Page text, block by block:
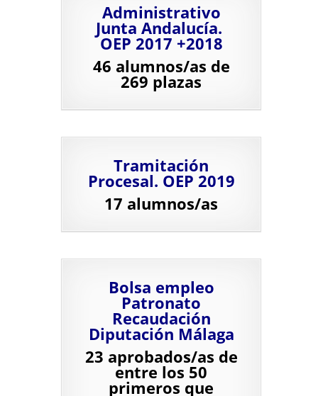
Administrativo
Junta Andalucía.
OEP 2017 +2018
46 alumnos/as de
269 plazas
Tramitación
Procesal. OEP 2019
17 alumnos/as
Bolsa empleo
Patronato
Recaudación
Diputación Málaga
23 aprobados/as de
entre los 50
primeros que